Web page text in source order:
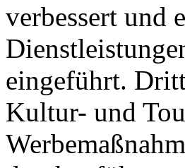
verbessert und
eingeführt.
Kultur- und